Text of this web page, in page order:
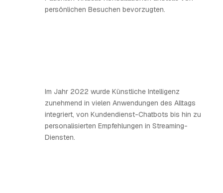
persönlichen Besuchen bevorzugten.
Im Jahr 2022 wurde Künstliche Intelligenz
zunehmend in vielen Anwendungen des Alltags
integriert, von Kundendienst-Chatbots bis hin zu
personalisierten Empfehlungen in Streaming-
Diensten.